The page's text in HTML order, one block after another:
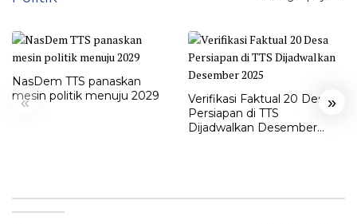
« »
NasDem TTS panaskan
mesin politik menuju 2029
Verifikasi Faktual 20 Desa
Persiapan di TTS
Dijadwalkan Desember